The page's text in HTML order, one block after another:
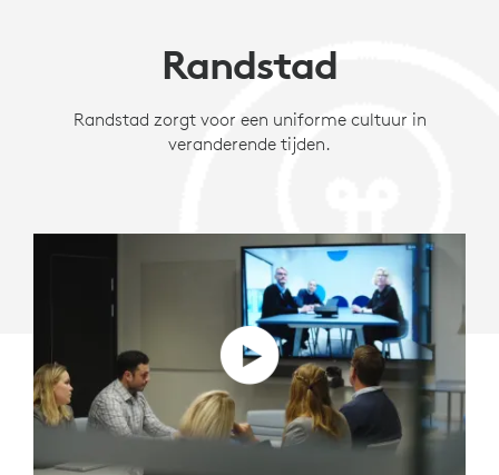
GESTANDAARDISEERD
LOGITECH
Randstad
Randstad zorgt voor een uniforme cultuur in
veranderende tijden.